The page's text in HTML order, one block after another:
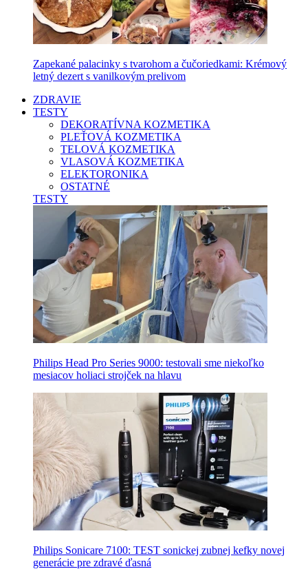
Zapekané palacinky s tvarohom a čučoriedkami: Krémový
letný dezert s vanilkovým prelivom
ZDRAVIE
TESTY
DEKORATÍVNA KOZMETIKA
PLEŤOVÁ KOZMETIKA
TELOVÁ KOZMETIKA
VLASOVÁ KOZMETIKA
ELEKTORONIKA
OSTATNÉ
TESTY
Philips Head Pro Series 9000: testovali sme niekoľko
mesiacov holiaci strojček na hlavu
Philips Sonicare 7100: TEST sonickej zubnej kefky novej
generácie pre zdravé ďasná